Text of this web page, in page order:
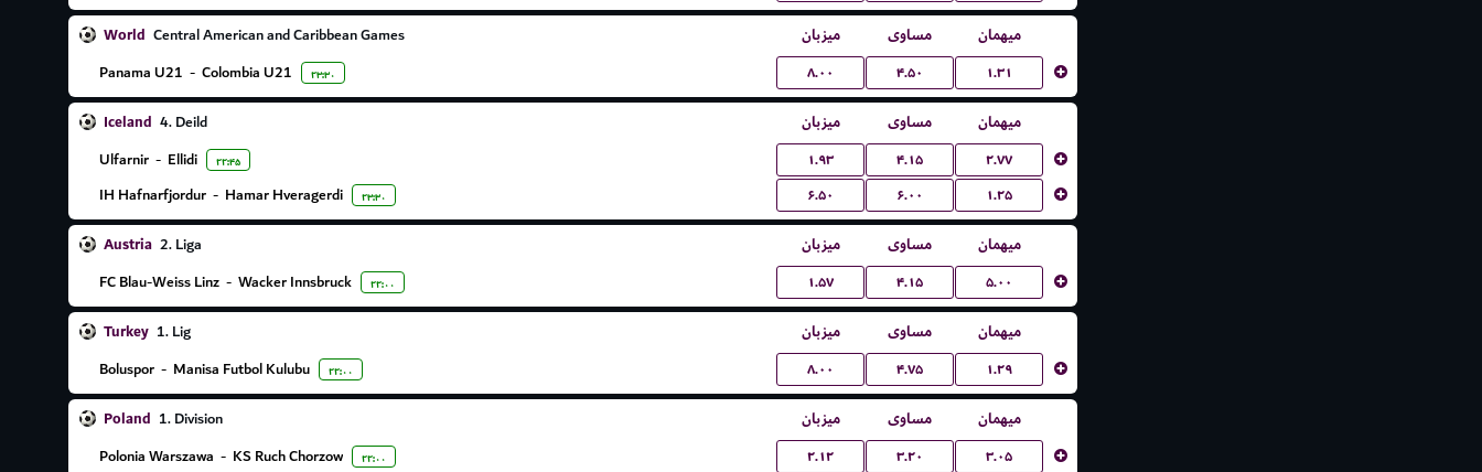
World Central American and Caribbean Games میزبان مساوی میهمان
Panama U21 - Colombia U21 ۲۳:۳۰ ۸.۰۰ ۴.۵۰
۱.۳۱
Iceland 4. Deild میزبان مساوی میهمان
Ulfarnir - Ellidi ۲۲:۴۵ ۱.۹۳ ۴.۱۵ ۲.۷۷
IH Hafnarfjordur - Hamar Hveragerdi ۲۳:۳۰ ۶.۵۰ ۶.۰۰
۱.۲۵
Austria 2. Liga میزبان مساوی میهمان
FC Blau-Weiss Linz - Wacker Innsbruck ۲۲:۰۰ ۱.۵۷ ۴.۱۵
۵.۰۰
Turkey 1. Lig میزبان مساوی میهمان
Boluspor - Manisa Futbol Kulubu ۲۲:۰۰ ۸.۰۰ ۴.۷۵
۱.۲۹
Poland 1. Division میزبان مساوی میهمان
Polonia Warszawa - KS Ruch Chorzow ۲۲:۰۰ ۲.۱۲ ۳.۲۰
۳.۰۵